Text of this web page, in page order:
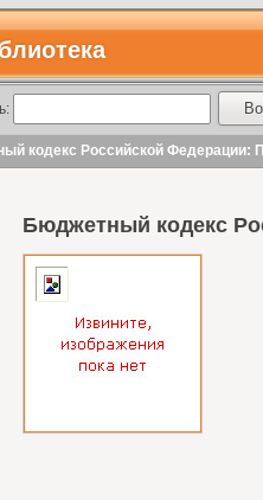
кодекс Российской Федерации:
Бюджетный кодекс